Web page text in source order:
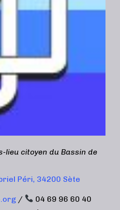
lieu citoyen du Bassin de
Péri, 34200 Sète
/
04 69 96 60 40